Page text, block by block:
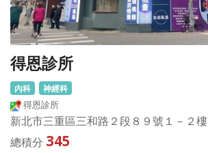
得恩診所
內科 神經科
得恩診所
新北市三重區三和路２段８９號１－２樓
總積分 345